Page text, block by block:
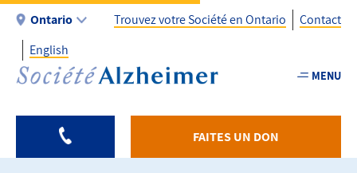
Aller
contenu
principal
Ontario
Utility
-
Fr
ON
Trouvez votre Société en Ontario
Contact
English
MENU
FAITES UN DON